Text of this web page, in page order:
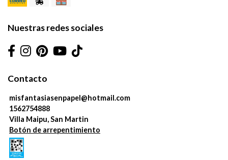
Nuestras redes sociales
Contacto
misfantasiasenpapel@hotmail.com
1562754888
Villa Maipu, San Martin
Botón de arrepentimiento